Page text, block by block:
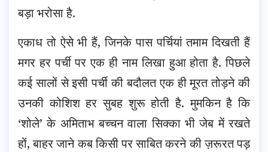
बड़ा भरोसा है.
एकाध तो ऐसे भी हैं, जिनके पास पर्चियां तमाम दिखती हैं
मगर हर पर्ची पर एक ही नाम लिखा हुआ होता है. पिछले
कई सालों से इसी पर्ची की बदौलत एक ही मूरत तोड़ने की
उनकी कोशिश हर सुबह शुरू होती है. मुमकिन है कि
‘शोले’ के अमिताभ बच्चन वाला सिक्का भी जेब में रखते
हों, बाहर जाने कब किसी पर साबित करने की ज़रूरत पड़